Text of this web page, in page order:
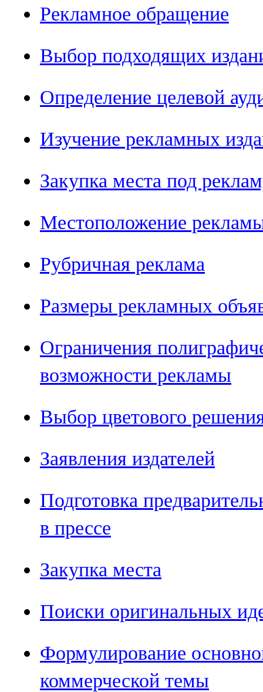
Рекламное обращение
Выбор подходящих
Определение целевой
Изучение рекламных
Закупка места под
Местоположение
Рубричная реклама
Размеры рекламных
Ограничения
возможности рекламы
Выбор цветового
Заявления издателей
Подготовка
в прессе
Закупка места
Поиски оригинальных
Формулирование
коммерческой темы